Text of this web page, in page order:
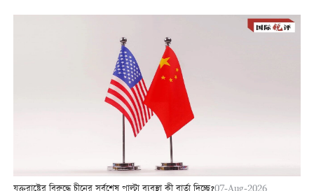
07-Aug-2026